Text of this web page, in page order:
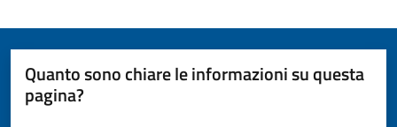
Quanto sono chiare le informazioni su questa
pagina?